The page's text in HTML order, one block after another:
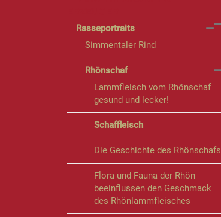
Rasseportraits
Simmentaler Rind
Rhönschaf
Lammfleisch vom Rhönschaf
gesund und lecker!
Schaffleisch
Die Geschichte des Rhönschafs
Flora und Fauna der Rhön
beeinflussen den Geschmack
des Rhönlammfleisches